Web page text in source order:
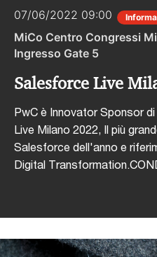
07/06/2022 09:00
MiCo Centro Congressi
Ingresso Gate 5
Salesforce Live
PwC è Innovator Sponsor
Live Milano 2022, Il più
Salesforce dell'anno e
Digital
divertiti: il domani che
leader di settore, innovatori,